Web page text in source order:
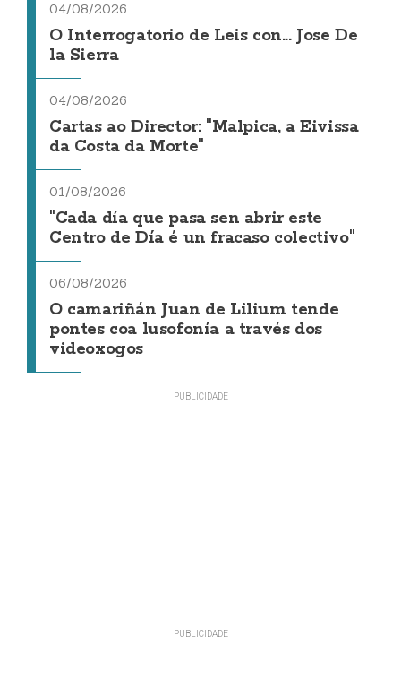
04/08/2026
O Interrogatorio de Leis con... Jose De
la Sierra
04/08/2026
Cartas ao Director: "Malpica, a Eivissa
da Costa da Morte"
01/08/2026
"Cada día que pasa sen abrir este
Centro de Día é un fracaso colectivo"
06/08/2026
O camariñán Juan de Lilium tende
pontes coa lusofonía a través dos
videoxogos